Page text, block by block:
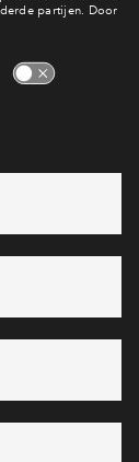
nieuws en
ons op088
tijdens